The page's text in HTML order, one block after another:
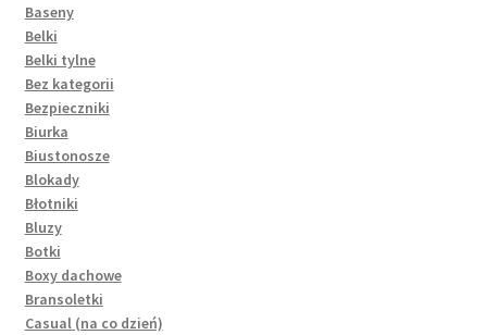
Baseny
Belki
Belki tylne
Bez kategorii
Bezpieczniki
Biurka
Biustonosze
Blokady
Błotniki
Bluzy
Botki
Boxy dachowe
Bransoletki
Casual (na co dzień)